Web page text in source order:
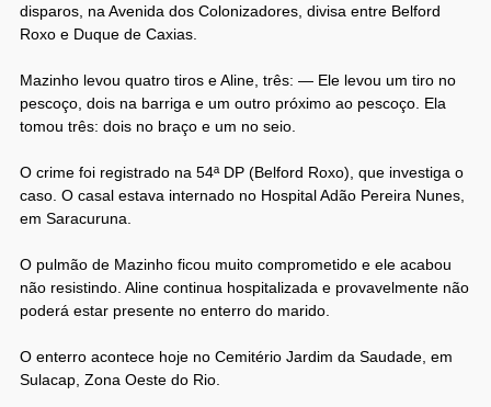
disparos, na Avenida dos Colonizadores, divisa entre Belford
Roxo e Duque de Caxias.
Mazinho levou quatro tiros e Aline, três: — Ele levou um tiro no
pescoço, dois na barriga e um outro próximo ao pescoço. Ela
tomou três: dois no braço e um no seio.
O crime foi registrado na 54ª DP (Belford Roxo), que investiga o
caso. O casal estava internado no Hospital Adão Pereira Nunes,
em Saracuruna.
O pulmão de Mazinho ficou muito comprometido e ele acabou
não resistindo. Aline continua hospitalizada e provavelmente não
poderá estar presente no enterro do marido.
O enterro acontece hoje no Cemitério Jardim da Saudade, em
Sulacap, Zona Oeste do Rio.